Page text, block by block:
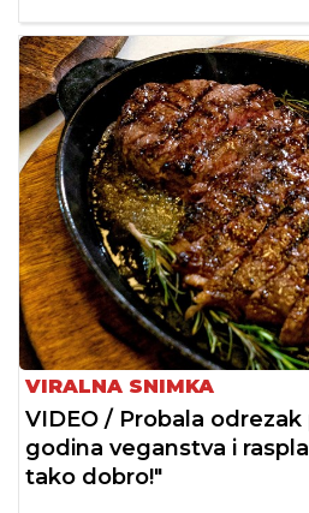
VIRALNA SNIMKA
VIDEO / Probala
godina veganstva i
tako dobro!"